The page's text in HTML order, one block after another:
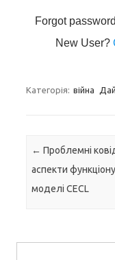
Forgot
New User?
Категорія: війна
Навігація по
← Проблемні
аспекти
моделі CECL